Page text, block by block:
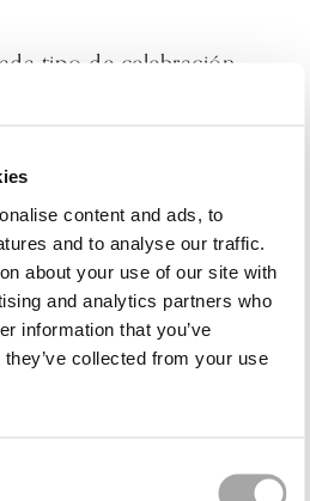
content and ads, to
and to analyse our traffic.
about your use of our site with
and analytics partners who
information that you’ve
collected from your use
tipo de celebración
tanto en ambientes
más relajadas.
un look majestuoso
y sencillos aportan
de ornamentos. Su caída
una estética
mangas ligeras o